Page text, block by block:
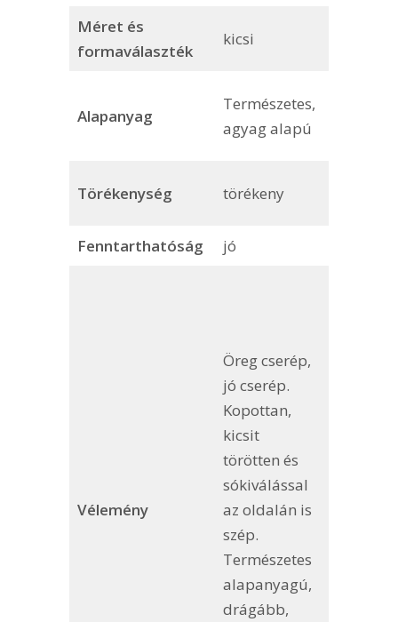
Méret és
formaválaszték
kicsi
Alapanyag
Természetes,
agyag alapú
Törékenység törékeny
Fenntarthatóság
jó
Vélemény
Öreg cserép,
jó cserép.
Kopottan,
kicsit
törötten és
sókiválással
az oldalán is
szép.
Természetes
alapanyagú,
drágább,